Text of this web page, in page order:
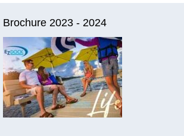
Brochure 2023 - 2024